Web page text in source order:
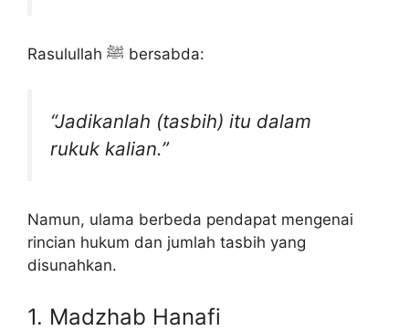
Rasulullah ﷺ bersabda:
“Jadikanlah (tasbih) itu dalam
rukuk kalian.”
Namun, ulama berbeda pendapat mengenai
rincian hukum dan jumlah tasbih yang
disunahkan.
1. Madzhab Hanafi